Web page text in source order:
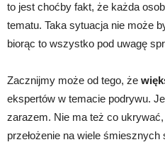
to jest choćby fakt, że każda
tematu. Taka sytuacja nie może
biorąc to wszystko pod uwagę
Zacznijmy może od tego, że
ekspertów w temacie podrywu.
zarazem. Nie ma też co
przełożenie na wiele